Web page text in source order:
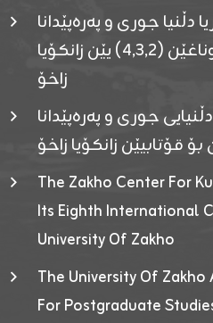
دڵنیا جوری و پەرەپێدانا
پرۆگرامان بۆ قوتابیێن قوناغێن (٤٫٣٫٢) یێن زانکۆیا
زاخۆ
جوری و پەرەپێدانا
بۆ قۆتابیێن زانکۆیا زاخۆ
The Zakho Center For
Its Eighth International
University Of Zakho
The University Of
For Postgraduate